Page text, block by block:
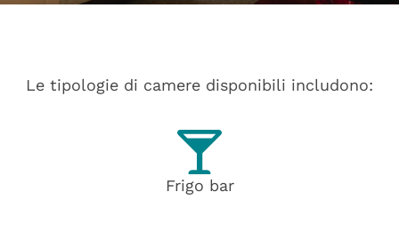
Le tipologie di camere disponibili includono:
Frigo bar